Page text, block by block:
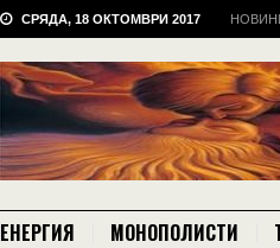
СРЯДА, 18 ОКТОМВРИ 2017
ЕНЕРГИЯ МОНОПОЛИСТИ